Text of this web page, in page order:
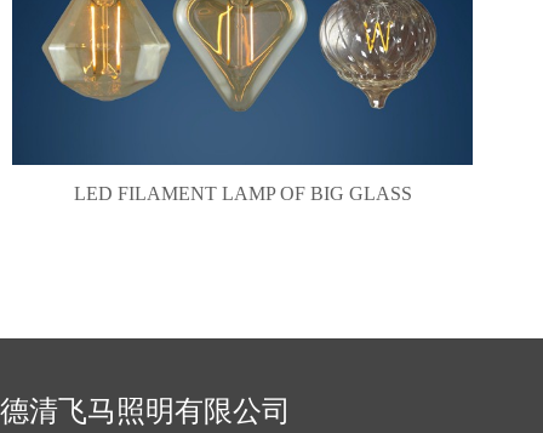
LED FILAMENT LAMP OF BIG GLASS
德清飞马照明有限公司